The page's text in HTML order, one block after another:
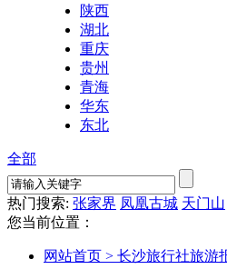
陕西
湖北
重庆
贵州
青海
华东
东北
全部
热门搜索: 张家界 凤凰古城 天门山
您当前位置：
网站首页 > 长沙旅行社旅游